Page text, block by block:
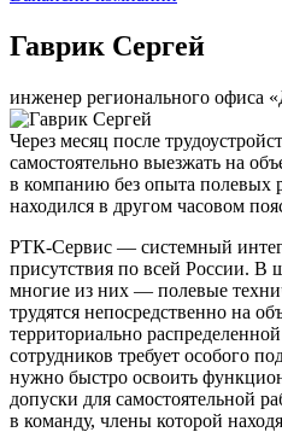
Гаврик Сергей
инженер регионального офиса
Через месяц после
самостоятельно выезжать на
в компанию без опыта полевых
находился в другом часовом
РТК-Сервис — системный
присутствия по всей России. В
многие из них — полевые
трудятся непосредственно на
территориально
сотрудников требует особого
нужно быстро освоить
допуски для самостоятельной
в команду, члены которой